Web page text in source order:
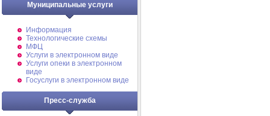
Муниципальные услуги
Информация
Технологические схемы
МФЦ
Услуги в электронном виде
Услуги опеки в электронном
виде
Госуслуги в электронном виде
Пресс-служба